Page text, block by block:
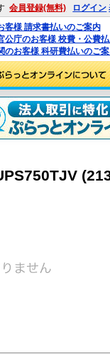
会員登録(無料) ログイン
客様 請求書払いのご案内
公庁のお客様 校費・公費
のお客様 科研費払いのご